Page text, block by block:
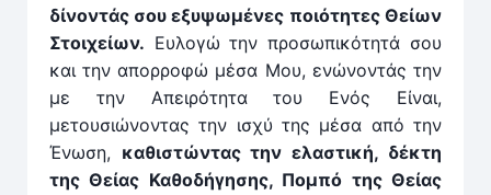
δίνοντάς σου εξυψωμένες ποιότητες Θείων
Στοιχείων. Ευλογώ την προσωπικότητά σου
και την απορροφώ μέσα Μου, ενώνοντάς την
με την Απειρότητα του Ενός Είναι,
μετουσιώνοντας την ισχύ της μέσα από την
Ένωση, καθιστώντας την ελαστική, δέκτη
της Θείας Καθοδήγησης, Πομπό της Θείας